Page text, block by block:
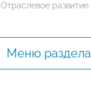
Отраслевое развитие
Меню раздела